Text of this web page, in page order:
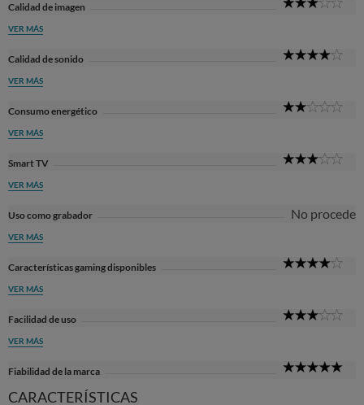
Calidad de imagen
VER MÁS
Calidad de sonido
VER MÁS
Consumo energético
VER MÁS
Smart TV
VER MÁS
Uso como grabador No procede
VER MÁS
Características gaming disponibles
VER MÁS
Facilidad de uso
VER MÁS
Fiabilidad de la marca
CARACTERÍSTICAS